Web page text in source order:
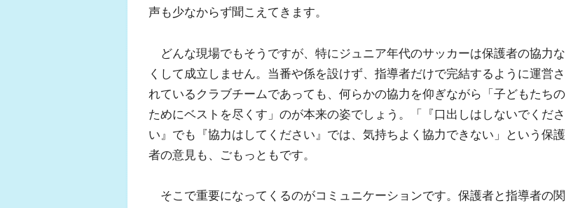
声も少なからず聞こえてきます。
どんな現場でもそうですが、特にジュニア年代のサッカーは保護者の協力な
くして成立しません。当番や係を設けず、指導者だけで完結するように運営さ
れているクラブチームであっても、何らかの協力を仰ぎながら「子どもたちの
ためにベストを尽くす」のが本来の姿でしょう。「『口出しはしないでくださ
い』でも『協力はしてください』では、気持ちよく協力できない」という保護
者の意見も、ごもっともです。
そこで重要になってくるのがコミュニケーションです。保護者と指導者の関